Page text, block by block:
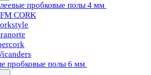
пробковые полы 4 мм
CORK
пробковые полы 6 мм